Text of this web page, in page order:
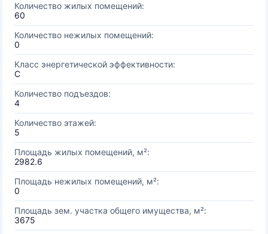
Количество жилых помещений:
60
Количество нежилых помещений:
0
Класс энергетической эффективности:
C
Количество подъездов:
4
Количество этажей:
5
Площадь жилых помещений, м²:
2982.6
Площадь нежилых помещений, м²:
0
Площадь зем. участка общего имущества, м²:
3675